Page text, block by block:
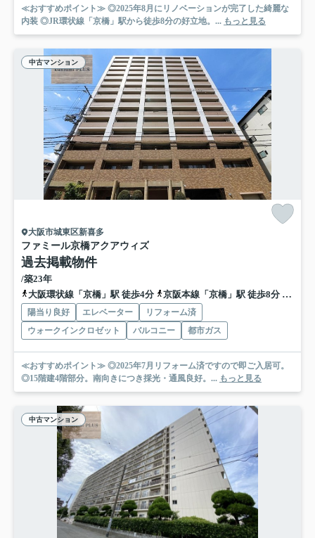
≪おすすめポイント≫ ◎2025年8月にリノベーションが完了した綺麗な
内装 ◎JR環状線「京橋」駅から徒歩8分の好立地。... もっと見る
中古マンション
大阪市城東区新喜多
ファミール京橋アクアウィズ
過去掲載物件
/築23年
大阪環状線「京橋」駅 徒歩4分
京阪本線「京橋」駅 徒歩8分 地下
陽当り良好 エレベーター
リフォーム済
ウォークインクロゼット
バルコニー 都市ガス
≪おすすめポイント≫ ◎2025年7月リフォーム済ですので即ご入居可。
◎15階建4階部分。南向きにつき採光・通風良好。... もっと見る
中古マンション